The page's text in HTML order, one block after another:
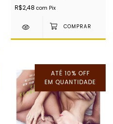
R$2,48 com Pix
ATÉ 10% OFF
EM QUANTIDADE